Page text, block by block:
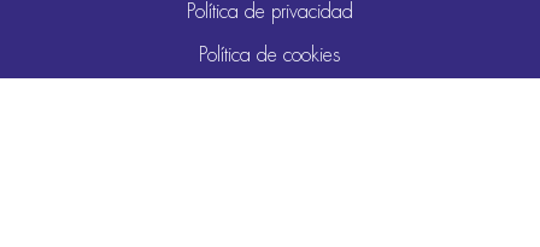
Política de privacidad
Política de cookies